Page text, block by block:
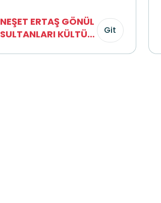
NEŞET ERTAŞ GÖNÜL
SULTANLARI KÜLTÜR
Git